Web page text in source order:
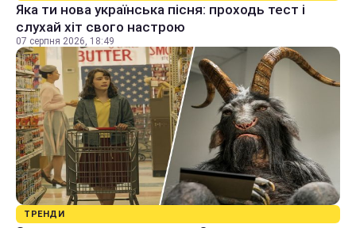
Яка ти нова українська пісня: проходь тест і
слухай хіт свого настрою
07 серпня 2026, 18:49
ТРЕНДИ